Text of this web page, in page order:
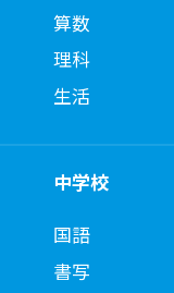
算数
理科
生活
中学校
国語
書写